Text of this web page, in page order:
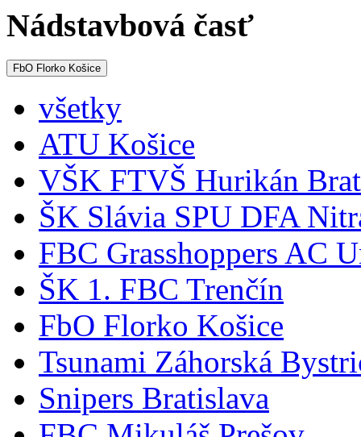
Nádstavbová časť
FbO Florko Košice
všetky
ATU Košice
VŠK FTVŠ Hurikán
ŠK Slávia SPU DFA
FBC Grasshoppers AC
ŠK 1. FBC Trenčín
FbO Florko Košice
Tsunami Záhorská
Snipers Bratislava